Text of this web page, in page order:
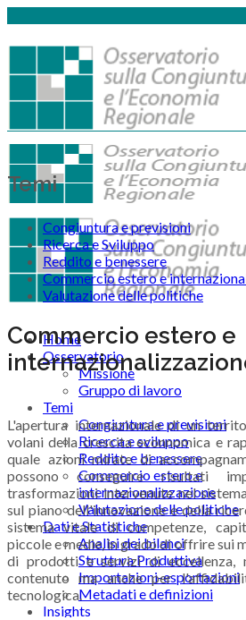
Home
Osservatorio
Missione
Gruppo di lavoro
Temi
Congiuntura e previsioni
Ricerca e sviluppo
Reddito e benessere
Commercio estero e
internazionalizzazione
Valutazione delle politiche
Dati e Statistiche
Analisi dei bilanci
Struttura Produttiva
Importazioni-esportazioni
Metadati e definizioni
Insights
Temi
Congiuntura e previsioni
Ricerca e Sviluppo
Reddito e benessere
Commercio estero e
Valutazione delle politiche
Commercio estero e
L'apertura internazionale di un
volani della crescita econnomica e
quale azioni mirate di
possono conseguire risultati
trasformazioni intervenute nel
sul piano dell'innovazione e della
sistema vitale di competenze,
piccole e medie, in grado di offrire sui
di prodotti e servizi di eccellenza,
contenuto ma anche per
tecnologica.